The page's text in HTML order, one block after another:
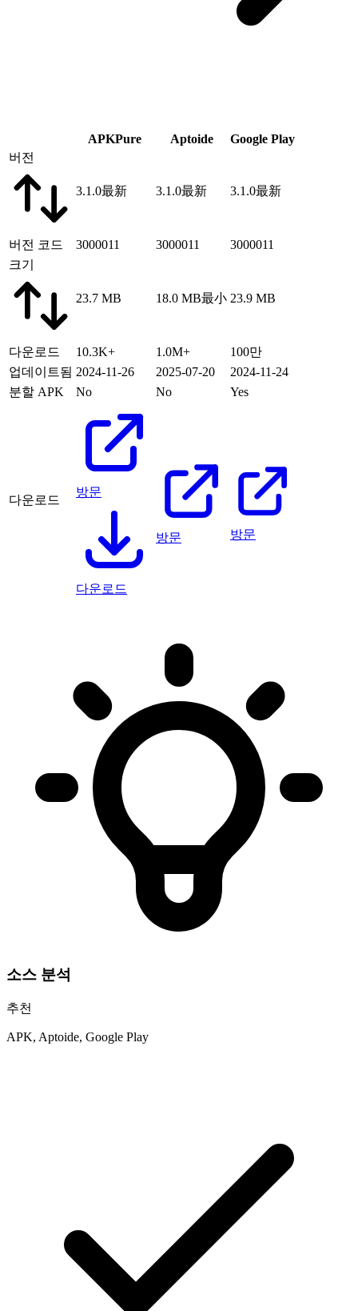
APKPure Aptoide
Google Play
버전
3.1.0最新 3.1.0最新 3.1.0最新
버전 코드 3000011 3000011
3000011
크기
23.7 MB 18.0 MB最小 23.9 MB
다운로드 10.3K+ 1.0M+
100만
업데이트됨 2024-11-26 2025-07-20
2024-11-24
분할 APK
No No Yes
다운로드
방문
다운로드
방문 방문
소스 분석
추천
APK, Aptoide, Google Play